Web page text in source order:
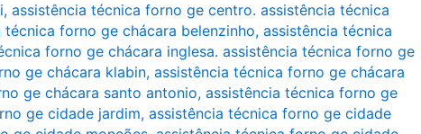
, assistência técnica forno ge centro. assistência técnica
técnica forno ge chácara belenzinho, assistência técnica
forno ge chácara inglesa. assistência técnica forno ge
ge chácara klabin, assistência técnica forno ge chácara
ge chácara santo antonio, assistência técnica forno ge
ge cidade jardim, assistência técnica forno ge cidade